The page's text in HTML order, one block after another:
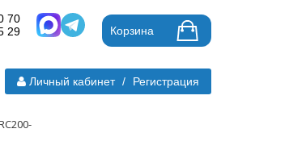
70
29
Корзина
Личный кабинет / Регистрация